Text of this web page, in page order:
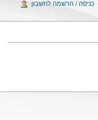
כניסה / הרשמה לחשבון